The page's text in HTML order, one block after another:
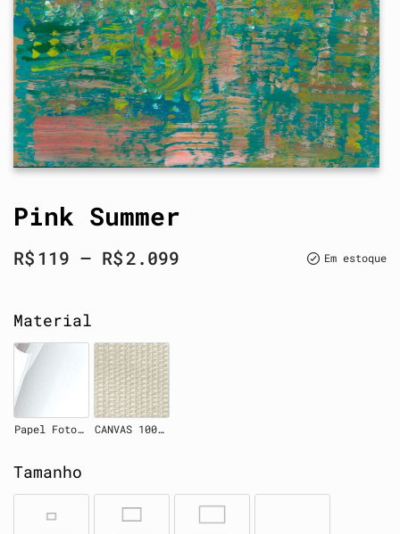
Pink Summer
Em estoque
R$119 – R$2.099
Material
Papel Fotográfico CANVAS 100% Algodão
Tamanho